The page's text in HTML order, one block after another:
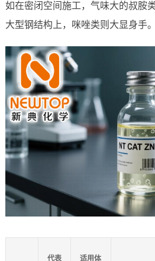
如在密闭空间施工，气味大的叔胺
大型钢结构上，咪唑类则大显身手。
代表 适用体